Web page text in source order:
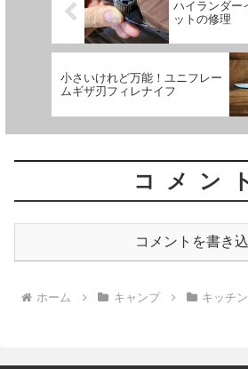
ハイランダー
ットの修理
小さいけれど万能！ユニフレー
ムギザ刃フィレナイフ
コメン
コメントを書き
ホーム キャンプ キッチ